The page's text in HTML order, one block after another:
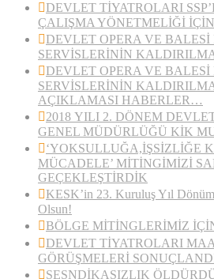
DEVLET TİYATROLARI
ÇALIŞMA YÖNETMELİĞİ
DEVLET OPERA VE BALESİ
SERVİSLERİNİN
DEVLET OPERA VE BALESİ
SERVİSLERİNİN
AÇIKLAMASI HABERLER…
2018 YILI 2. DÖNEM
GENEL MÜDÜRLÜĞÜ KİK
‘YOKSULLUĞA,İŞSİZLİĞE
MÜCADELE’ MİTİNGİMİZİ
GEÇEKLEŞTİRDİK
KESK’in 23. Kuruluş Yıl
Olsun!
BÖLGE MİTİNGLERİMİZ
DEVLET TİYATROLARI
GÖRÜŞMELERİ
SESNDİKASIZLIK